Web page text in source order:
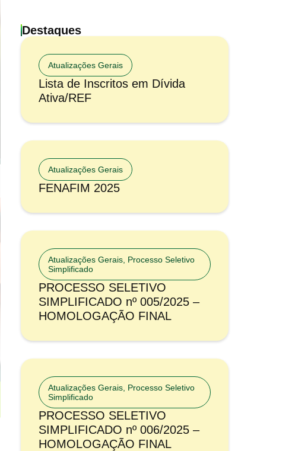
Destaques
Atualizações Gerais
Lista de Inscritos em Dívida
Ativa/REF
Atualizações Gerais
FENAFIM 2025
Atualizações Gerais Processo Seletivo
Simplificado
PROCESSO SELETIVO
SIMPLIFICADO nº 005/2025 –
HOMOLOGAÇÃO FINAL
Atualizações Gerais Processo Seletivo
Simplificado
PROCESSO SELETIVO
SIMPLIFICADO nº 006/2025 –
HOMOLOGAÇÃO FINAL